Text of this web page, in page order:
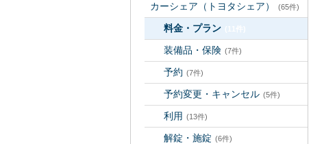
カーシェア（トヨタシェア） (65件)
料金・プラン
装備品・保険 (7件)
予約 (7件)
予約変更・キャンセル (5件)
利用 (13件)
解錠・施錠 (6件)